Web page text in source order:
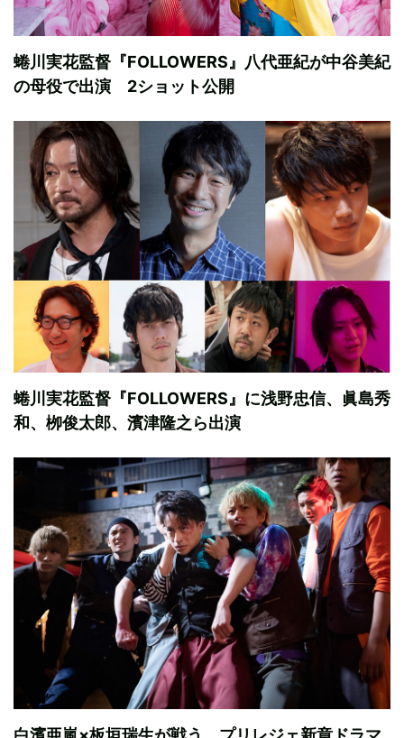
蜷川実花監督『FOLLOWERS』八代亜紀が中谷美紀
の母役で出演 2ショット公開
蜷川実花監督『FOLLOWERS』に浅野忠信、眞島秀
和、栁俊太郎、濱津隆之ら出演